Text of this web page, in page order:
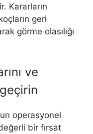
Kararların
geri
görme olasılığı
ve
operasyonel
bir fırsat